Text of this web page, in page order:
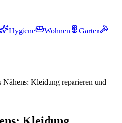
Hygiene Wohnen
Garten
Nähens: Kleidung reparieren und